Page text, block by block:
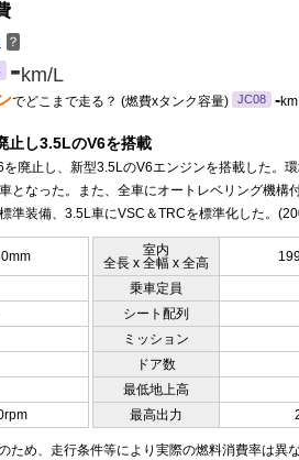
？
-km/L
でどこまで走る？ (燃費xタンク容量) JC08 -km
止し3.5LのV6を搭載
を廃止し、新型3.5LのV6エンジンを搭載した。
となった。また、全車にオートレベリング機構
準装備、3.5L車にVSC＆TRCを標準化した。
室内
全長 x 全幅 x 全高
乗車定員
シート配列
ミッション
ドア数
最低地上高
最高出力
め、走行条件等により実際の燃料消費率は異な